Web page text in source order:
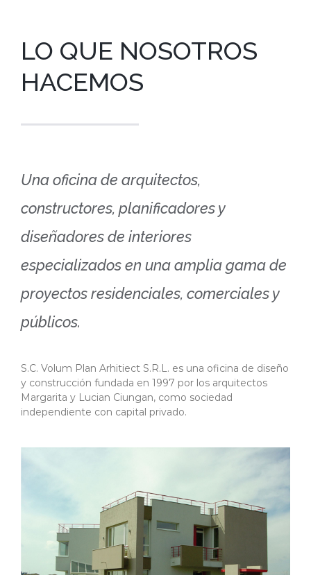
LO QUE NOSOTROS
HACEMOS
Una oficina de arquitectos,
constructores, planificadores y
diseñadores de interiores
especializados en una amplia gama de
proyectos residenciales, comerciales y
públicos.
S.C. Volum Plan Arhitiect S.R.L. es una oficina de diseño
y construcción fundada en 1997 por los arquitectos
Margarita y Lucian Ciungan, como sociedad
independiente con capital privado.